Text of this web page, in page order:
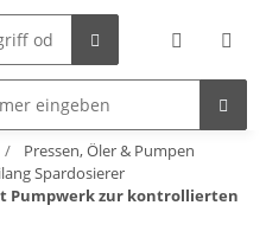
Pressen, Öler & Pumpen
Spardosierer
Pumpwerk zur kontrollierten